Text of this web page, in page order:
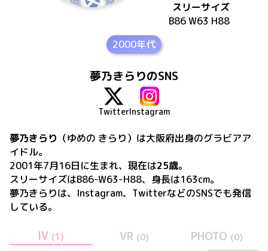
スリーサイズ
B86 W63 H88
2000年代
夢乃きらりのSNS
TwitterInstagram
夢乃きらり （ゆめの きらり） は大阪府出身のグラビアア
イドル。
2001年7月16日に生まれ、現在は25歳。
スリーサイズはB86-W63-H88、身長は163cm。
夢乃きらりは、 Instagram、TwitterなどのSNSでも発信
している。
IV (1 ) VR (0) PHOTO (0)